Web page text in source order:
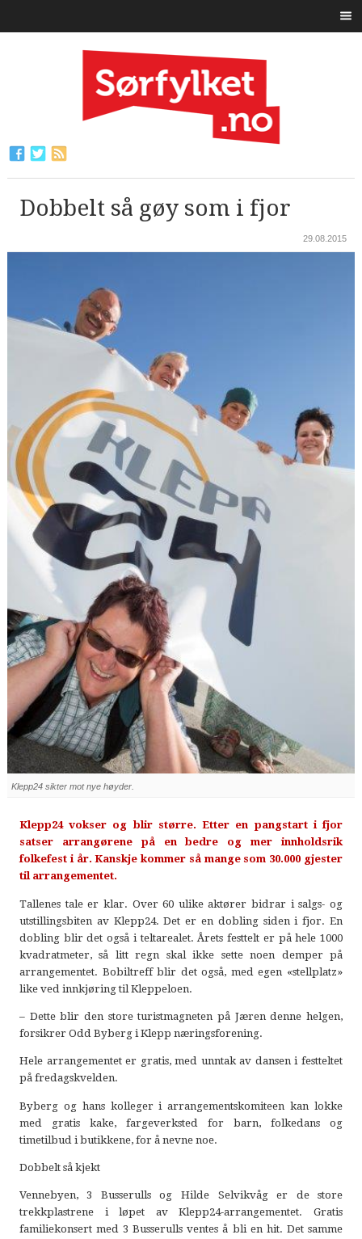
Dobbelt så gøy som i fjor
29.08.2015
Klepp24 sikter mot nye høyder.
Klepp24 vokser og blir større. Etter en pangstart i fjor
satser arrangørene på en bedre og mer innholdsrik
folkefest i år. Kanskje kommer så mange som 30.000 gjester
til arrangementet.
Tallenes tale er klar. Over 60 ulike aktører bidrar i salgs- og
utstillingsbiten av Klepp24. Det er en dobling siden i fjor. En
dobling blir det også i teltarealet. Årets festtelt er på hele 1000
kvadratmeter, så litt regn skal ikke sette noen demper på
arrangementet. Bobiltreff blir det også, med egen «stellplatz»
like ved innkjøring til Kleppeloen.
– Dette blir den store turistmagneten på Jæren denne helgen,
forsikrer Odd Byberg i Klepp næringsforening.
Hele arrangementet er gratis, med unntak av dansen i festteltet
på fredagskvelden.
Byberg og hans kolleger i arrangementskomiteen kan lokke
med gratis kake, fargeverksted for barn, folkedans og
timetilbud i butikkene, for å nevne noe.
Dobbelt så kjekt
Vennebyen, 3 Busserulls og Hilde Selvikvåg er de store
trekkplastrene i løpet av Klepp24-arrangementet. Gratis
familiekonsert med 3 Busserulls ventes å bli en hit. Det samme